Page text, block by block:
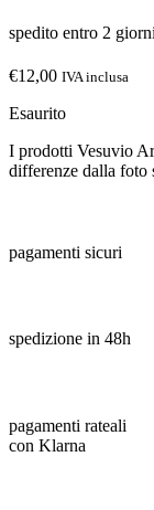
spedito entro 2
€12,00 IVA inclusa
Esaurito
I prodotti Vesuvio
differenze dalla foto
pagamenti sicuri
spedizione in 48h
pagamenti rateali
con Klarna